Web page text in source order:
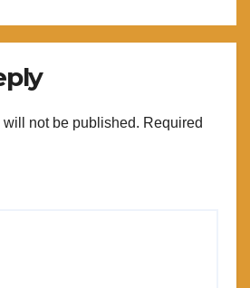
not be published. Required